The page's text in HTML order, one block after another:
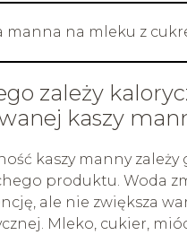
manna na mleku z
zależy
kaszy
kaszy manny zależy
produktu. Woda
ale nie zwiększa
Mleko, cukier,